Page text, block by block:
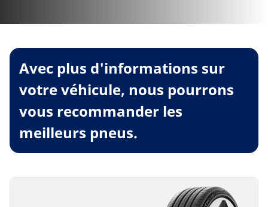
Avec plus d'informations sur
votre véhicule, nous pourrons
vous recommander les
meilleurs pneus.